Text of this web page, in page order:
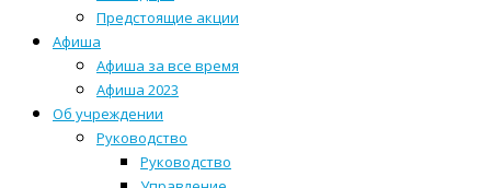
Предстоящие акции
Афиша
Афиша за все время
Афиша 2023
Об учреждении
Руководство
Руководство